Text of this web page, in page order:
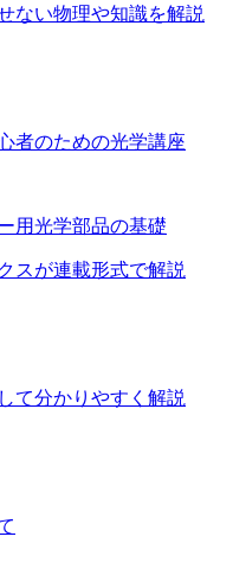
ない物理や知識を解説
者のための光学講座
用光学部品の基礎
スが連載形式で解説
て分かりやすく解説